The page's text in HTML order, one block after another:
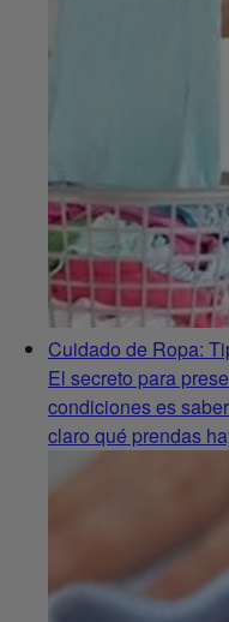
Cuidado de Ropa:
El secreto para
condiciones es
claro qué prendas